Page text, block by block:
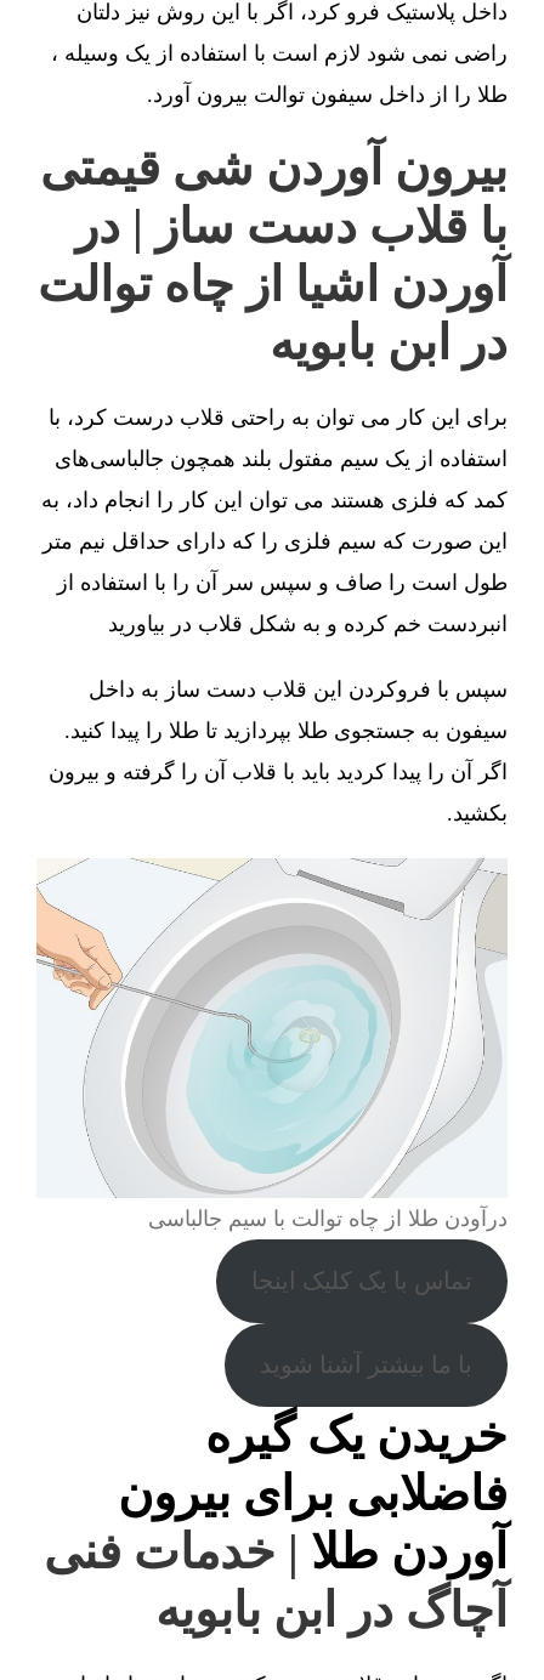
داخل پلاستیک فرو کرد، اگر با این روش نیز دلتان
راضی نمی شود لازم است با استفاده از یک وسیله ،
طلا را از داخل سیفون توالت بیرون آورد.
بیرون آوردن شی قیمتی
با قلاب دست ساز | در
آوردن اشیا از چاه توالت
در ابن بابویه
برای این کار می توان به راحتی قلاب درست کرد، با
استفاده از یک سیم مفتول بلند همچون جالباسی‌های
کمد که فلزی هستند می توان این کار را انجام داد، به
این صورت که سیم فلزی را که دارای حداقل نیم متر
طول است را صاف و سپس سر آن را با استفاده از
انبردست خم کرده و به شکل قلاب در بیاورید
سپس با فروکردن این قلاب دست ساز به داخل
سیفون به جستجوی طلا بپردازید تا طلا را پیدا کنید.
اگر آن را پیدا کردید باید با قلاب آن را گرفته و بیرون
بکشید.
درآودن طلا از چاه توالت با سیم جالباسی
تماس با یک کلیک اینجا
با ما بیشتر آشنا شوید
خریدن یک گیره
فاضلابی برای بیرون
آوردن طلا | خدمات فنی
آچاگ در ابن بابویه